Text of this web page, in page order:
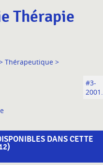
Thérapie
Thérapeutique >
#3-
2001.
DANS CETTE
)